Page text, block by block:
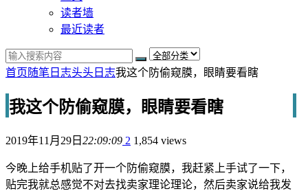
读者墙
最近读者
首页随笔日志头头日志我这个防偷窥膜，眼睛要看瞎
我这个防偷窥膜，眼睛要看瞎
2019年11月29日 22:09:09 2 1,854 views
今晚上给手机贴了开一个防偷窥膜，我赶紧上手试了一下，
贴完我就总感觉不对去找卖家理论理论，然后卖家说给我发